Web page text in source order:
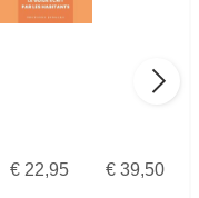
€ 22,95 € 39,50